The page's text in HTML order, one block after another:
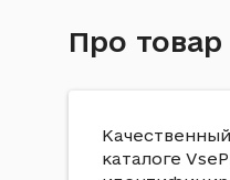
Про товар
каталоге